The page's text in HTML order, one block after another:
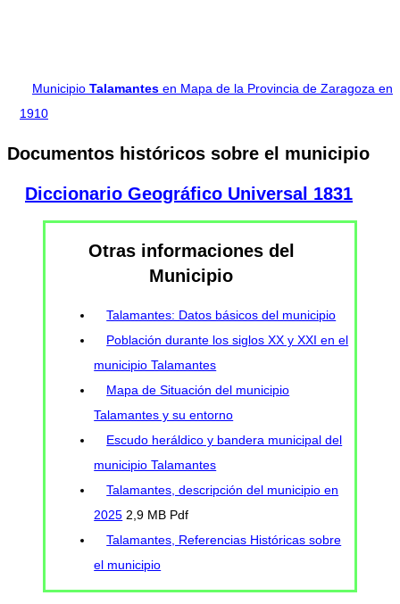
Municipio Talamantes en Mapa de la Provincia de Zaragoza en
1910
Documentos históricos sobre el municipio
Diccionario Geográfico Universal 1831
Otras informaciones del
Municipio
Talamantes: Datos básicos del municipio
Población durante los siglos XX y XXI en el
municipio Talamantes
Mapa de Situación del municipio
Talamantes y su entorno
Escudo heráldico y bandera municipal del
municipio Talamantes
Talamantes, descripción del municipio en
2025 2,9 MB Pdf
Talamantes, Referencias Históricas sobre
el municipio